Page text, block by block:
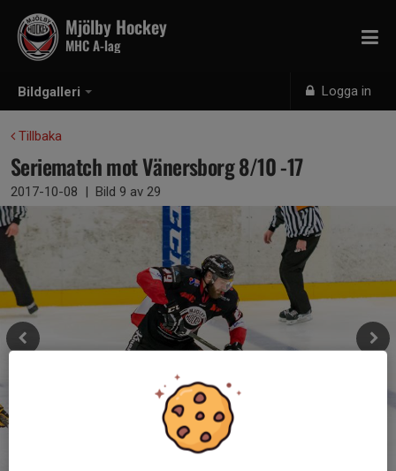
Bildgalleri Logga in
Mjölby Hockey
MHC A-lag
Tillbaka
Seriematch mot Vänersborg 8/10 -17
2017-10-08 | Bild 9 av 29